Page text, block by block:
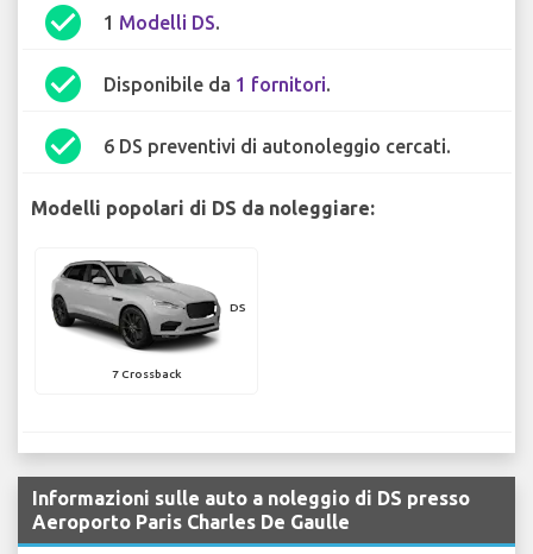
check_circle 1 Modelli DS.
check_circle Disponibile da 1 fornitori.
check_circle 6 DS preventivi di autonoleggio cercati.
Modelli popolari di DS da noleggiare:
DS
7 Crossback
Informazioni sulle auto a noleggio di DS presso
Aeroporto Paris Charles De Gaulle